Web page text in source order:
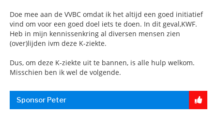
Doe mee aan de VVBC omdat ik het altijd een goed initiatief
vind om voor een goed doel iets te doen. In dit geval,KWF.
Heb in mijn kennissenkring al diversen mensen zien
(over)lijden ivm deze K-ziekte.
Dus, om deze K-ziekte uit te bannen, is alle hulp welkom.
Misschien ben ik wel de volgende.
Sponsor Peter